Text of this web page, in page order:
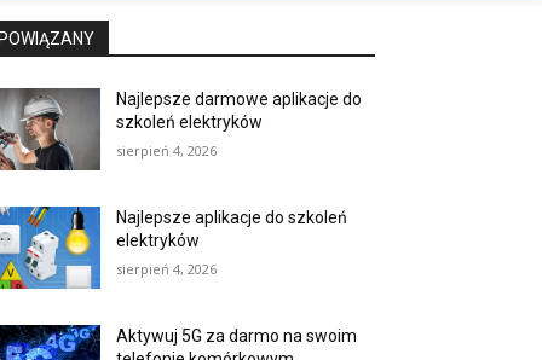
Najlepsze darmowe aplikacje do
szkoleń elektryków
sierpień 4, 2026
Najlepsze aplikacje do szkoleń
elektryków
sierpień 4, 2026
Aktywuj 5G za darmo na swoim